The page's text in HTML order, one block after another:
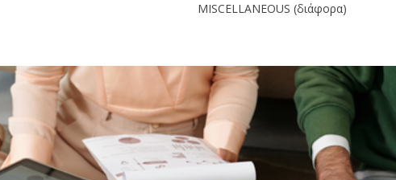
MISCELLANEOUS (διάφορα)